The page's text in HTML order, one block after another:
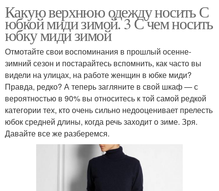
Какую верхнюю одежду носить С
юбкой миди зимой. 3 С чем носить
юбку миди зимой
Отмотайте свои воспоминания в прошлый осенне-
зимний сезон и постарайтесь вспомнить, как часто вы
видели на улицах, на работе женщин в юбке миди?
Правда, редко? А теперь загляните в свой шкаф — с
вероятностью в 90% вы относитесь к той самой редкой
категории тех, кто очень сильно недооценивает прелесть
юбок средней длины, когда речь заходит о зиме. Зря.
Давайте все же разберемся.